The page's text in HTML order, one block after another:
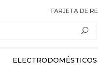
TARJETA DE
ELECTRODOMÉSTICOS